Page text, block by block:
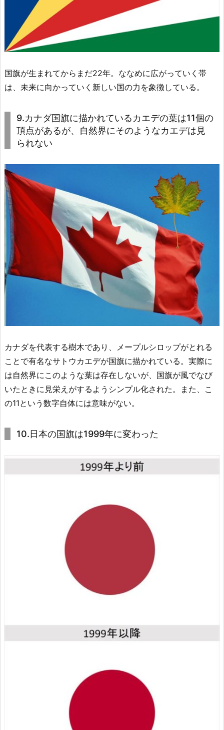
国旗が生まれてからまだ22年。ななめに広がっていく帯
は、未来に向かっていく新しい国の力を象徴している。
9.カナダ国旗に描かれているカエデの葉は11個の
頂点があるが、自然界にそのようなカエデは見
られない
カナダを代表する樹木であり、メープルシロップがとれる
ことで有名なサトウカエデが国旗に描かれている。実際に
は自然界にこのような葉は存在しないが、国旗が風でなび
いたときに見栄えがするようシンプル化された。また、こ
の11という数字自体には意味がない。
10.日本の国旗は1999年に変わった